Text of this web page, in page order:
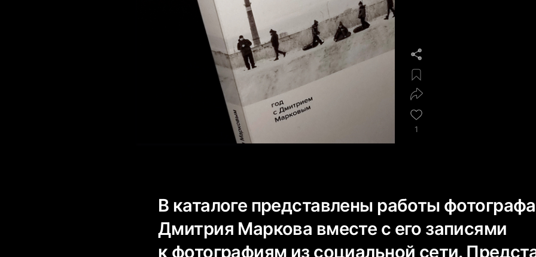
1
В каталоге представлены работы фотографа
Дмитрия Маркова вместе с его записями
к фотографиям из социальной сети.